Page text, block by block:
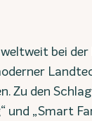
bei
Zu den
und „Smart